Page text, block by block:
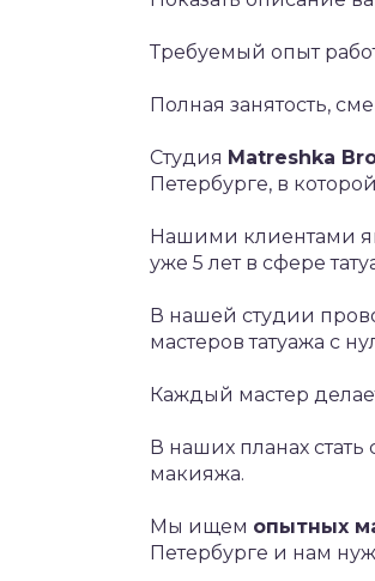
Требуемый опыт
Полная занятость,
Студия Matreshka
Петербурге, в
Нашими клиентами
уже 5 лет в сфере
В нашей студии
мастеров татуажа с
Каждый мастер
В наших планах
макияжа.
Мы ищем опытных
Петербурге и нам